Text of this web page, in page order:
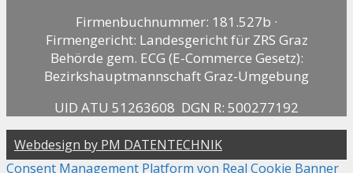
Firmenbuchnummer: 181.527b ·
Firmengericht: Landesgericht für ZRS Graz
Behörde gem. ECG (E-Commerce Gesetz):
Bezirkshauptmannschaft Graz-Umgebung
UID ATU 51263608 DGN R: 500277192
Webdesign by PM DATENTECHNIK
Consent Management Platform von Real Cookie Banner